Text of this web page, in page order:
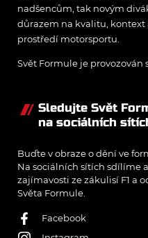
nadšencům, tak novým
důrazem na kvalitu,
prostředí motorsportu.
Svět Formule je provozován
Sledujte Svět
na sociálních
Buďte v obraze o dění ve
Na sociálních sítích sdílíme
zajímavosti ze zákulisí F1 a
Světa Formule.
Facebook